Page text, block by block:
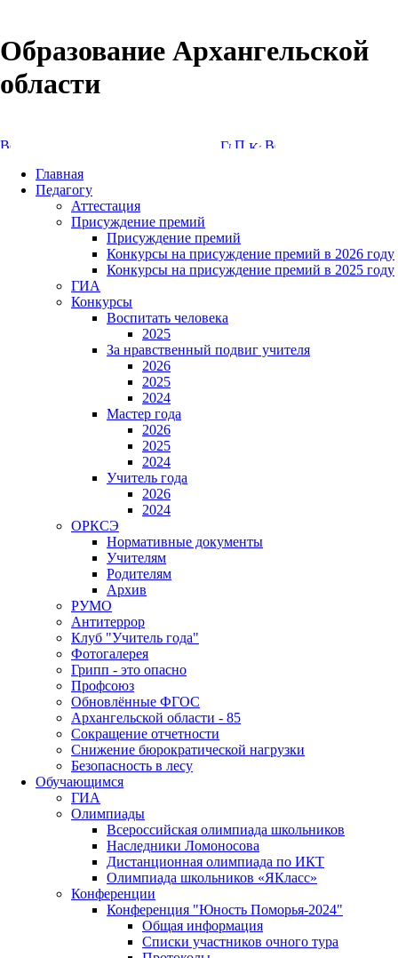
Образование Архангельской
области
Главная
Педагогу
Аттестация
Присуждение премий
Присуждение премий
Конкурсы на присуждение премий в 2026 году
Конкурсы на присуждение премий в 2025 году
ГИА
Конкурсы
Воспитать человека
2025
За нравственный подвиг учителя
2026
2025
2024
Мастер года
2026
2025
2024
Учитель года
2026
2024
ОРКСЭ
Нормативные документы
Учителям
Родителям
Архив
РУМО
Антитеррор
Клуб "Учитель года"
Фотогалерея
Грипп - это опасно
Профсоюз
Обновлённые ФГОС
Архангельской области - 85
Сокращение отчетности
Снижение бюрократической нагрузки
Безопасность в лесу
Обучающимся
ГИА
Олимпиады
Всероссийская олимпиада школьников
Наследники Ломоносова
Дистанционная олимпиада по ИКТ
Олимпиада школьников «ЯКласс»
Конференции
Конференция "Юность Поморья-2024"
Общая информация
Списки участников очного тура